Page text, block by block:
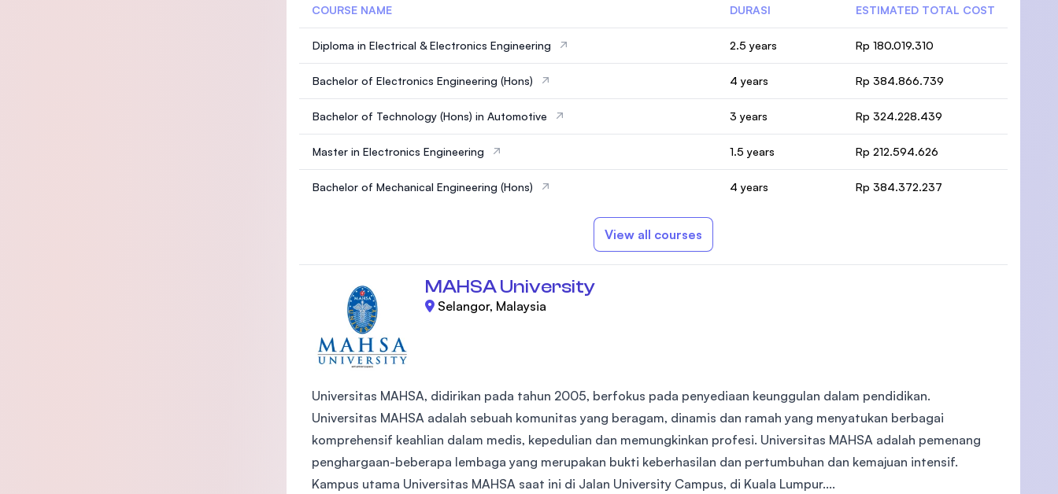
COURSE NAME DURASI ESTIMATED TOTAL COST
Diploma in Electrical & Electronics Engineering 2.5 years Rp 180.019.310
Bachelor of Electronics Engineering (Hons) 4 years Rp 384.866.739
Bachelor of Technology (Hons) in Automotive 3 years Rp 324.228.439
Master in Electronics Engineering 1.5 years Rp 212.594.626
Bachelor of Mechanical Engineering (Hons) 4 years Rp 384.372.237
View all courses
MAHSA University
Selangor, Malaysia
Universitas MAHSA, didirikan pada tahun 2005, berfokus pada penyediaan keunggulan dalam pendidikan.
Universitas MAHSA adalah sebuah komunitas yang beragam, dinamis dan ramah yang menyatukan berbagai
komprehensif keahlian dalam medis, kepedulian dan memungkinkan profesi. Universitas MAHSA adalah pemenang
penghargaan-beberapa lembaga yang merupakan bukti keberhasilan dan pertumbuhan dan kemajuan intensif.
Kampus utama Universitas MAHSA saat ini di Jalan University Campus, di Kuala Lumpur....